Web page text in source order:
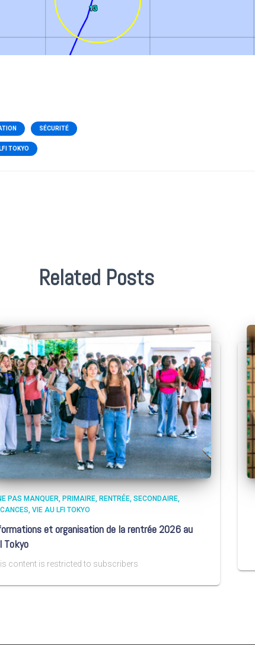
SÉCURITÉ
TOKYO
Related Posts
PAS MANQUER PRIMAIRE RENTRÉE SECONDAIRE
VIE AU LFI TOKYO
et organisation de la rentrée 2026 au
Tokyo
content is restricted to subscribers